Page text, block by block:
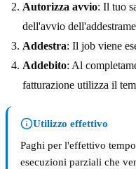
Autorizza avvio: Il tuo
dell'avvio
Addestra: Il job viene
Addebito: Al
fatturazione utilizza il
Utilizzo effettivo
Paghi per l'effettivo
esecuzioni parziali che